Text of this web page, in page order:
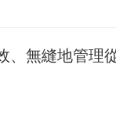
、無縫地管理